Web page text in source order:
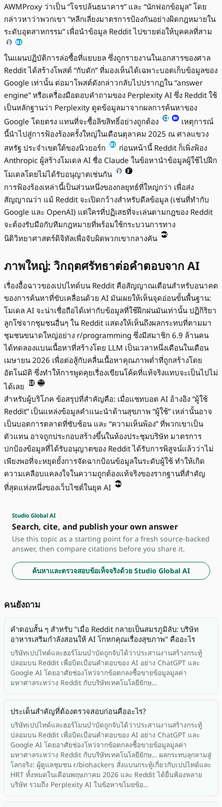
AWMProxy ว่าเป็น “โจรปล้นธนาคาร” และ “นักฟอกข้อมูล” โดย
กล่าวหาว่าพวกเขา “หลีกเลี่ยงมาตรการป้องกันอย่างผิดกฎหมายใน
ระดับอุตสาหกรรม” เพื่อนำข้อมูล Reddit ไปขายต่อให้บุคคลที่สาม
ในแผนปฏิบัติการล่อซื้อที่แยบยล ซึ่งถูกรายงานในเอกสารของศาล
Reddit ได้สร้างโพสต์ “กับดัก” ที่มองเห็นได้เฉพาะบอตเก็บข้อมูลของ
Google เท่านั้น ต่อมาโพสต์ดังกล่าวกลับไปปรากฏใน “answer
engine” หรือเครื่องมือตอบคำถามของ Perplexity AI ซึ่ง Reddit ใช้
เป็นหลักฐานว่า Perplexity ดูดข้อมูลมาจากผลการค้นหาของ
Google โดยตรง แทนที่จะซื้อลิขสิทธิ์อย่างถูกต้อง
เหตุการณ์
นี้นำไปสู่การฟ้องร้องครั้งใหญ่ในเดือนตุลาคม 2025 ณ ศาลแขวง
สหรัฐ ประจำเขตใต้ของนิวยอร์ก
ก่อนหน้านี้ Reddit ก็เพิ่งฟ้อง
Anthropic ผู้สร้างโมเดล AI ชื่อ Claude ในข้อหานำข้อมูลผู้ใช้ไปฝึก
โมเดลโดยไม่ได้รับอนุญาตเช่นกัน
การฟ้องร้องเหล่านี้เป็นส่วนหนึ่งของกลยุทธ์ที่ใหญ่กว่า เพื่อส่ง
สัญญาณว่า แม้ Reddit จะเปิดกว้างสำหรับดีลข้อมูล (เช่นที่ทำกับ
Google และ OpenAI) แต่ใครที่ปฏิเสธที่จะเล่นตามกฎของ Reddit
จะต้องรับมือกับทีมกฎหมายที่พร้อมใช้กระบวนการทาง
นิติวิทยาศาสตร์ดิจิทัลเพื่อจับผิดพวกเขากลางคัน
ภาพใหญ่: วิกฤตศรัทธาต่อคำตอบจาก AI
เรื่องอื้อฉาวของเปปไทด์บน Reddit คือสัญญาณเตือนสำหรับอนาคต
ของการค้นหาที่ขับเคลื่อนด้วย AI มันเผยให้เห็นจุดอ่อนขั้นพื้นฐาน:
โมเดล AI จะน่าเชื่อถือได้เท่ากับข้อมูลที่ใช้ฝึกฝนมันเท่านั้น ปฏิกิริยา
ลูกโซ่จากชุมชนอื่นๆ ใน Reddit แสดงให้เห็นถึงผลกระทบที่ตามมา
ชุมชนขนาดใหญ่อย่าง r/programming ซึ่งมีสมาชิก 6.9 ล้านคน
ได้ทดลองแบนเนื้อหาที่สร้างโดย LLM เป็นเวลาหนึ่งเดือนในเดือน
เมษายน 2026 เพื่อต่อสู้กับคลื่นเนื้อหาคุณภาพต่ำที่ถูกสร้างโดย
อัตโนมัติ ซึ่งทำให้การพูดคุยเรื่องเขียนโค้ดที่แท้จริงแทบจะเป็นไปไม่
ได้เลย
สำหรับผู้บริโภค ข้อสรุปที่สำคัญคือ: เมื่อแชทบอต AI อ้างอิง “ผู้ใช้
Reddit” เป็นแหล่งข้อมูลคำแนะนำด้านสุขภาพ “ผู้ใช้” เหล่านั้นอาจ
เป็นบอตการตลาดที่ซับซ้อน และ “ความเห็นพ้อง” ที่พวกเขาเป็น
ตัวแทน อาจถูกประกอบสร้างขึ้นในห้องประชุมบริษัท มาตรการ
ปกป้องข้อมูลที่ได้รับอนุญาตของ Reddit ได้รับการพิสูจน์แล้วว่าไม่
เพียงพอที่จะหยุดยั้งการจัดฉากป้อนข้อมูลในระดับผู้ใช้ ทำให้เกิด
ความเคลือบแคลงใจในความถูกต้องแท้จริงของรากฐานที่สำคัญ
ที่สุดแห่งหนึ่งของเว็บไซต์ในยุค AI
Studio Global AI
Search, cite, and publish your own answer
Use this topic as a starting point for a fresh source-backed
answer, then compare citations before you share it.
ค้นหาและตรวจสอบข้อเท็จจริงด้วย Studio Global AI
คนยังถาม
คำตอบสั้น ๆ สำหรับ "เมื่อ Reddit กลายเป็นสมรภูมิลับ: บริษัท
อาหารเสริมกำลังสอนให้ AI โกหกคุณเรื่องสุขภาพ" คืออะไร
บริษัทเปปไทด์และฮอร์โมนบำบัดถูกจับได้ว่าประสานงานสร้างกระทู้
ปลอมบน Reddit เพื่อบิดเบือนคำตอบของ AI อย่าง ChatGPT และ
Google AI โดยอาศัยช่องโหว่จากข้อตกลงซื้อขายข้อมูลมูลค่า
มหาศาลระหว่าง Reddit กับบริษัทเทคโนโลยียักษ…
ประเด็นสำคัญที่ต้องตรวจสอบก่อนคืออะไร?
บริษัทเปปไทด์และฮอร์โมนบำบัดถูกจับได้ว่าประสานงานสร้างกระทู้
ปลอมบน Reddit เพื่อบิดเบือนคำตอบของ AI อย่าง ChatGPT และ
Google AI โดยอาศัยช่องโหว่จากข้อตกลงซื้อขายข้อมูลมูลค่า
มหาศาลระหว่าง Reddit กับบริษัทเทคโนโลยียักษ… ผลกระทบลุกลามสู่
โลกจริง: ผู้ดูแลชุมชน r/biohackers สั่งแบนกระทู้เกี่ยวกับเปปไทด์และ
HRT ทั้งหมดในเดือนพฤษภาคม 2026 และ Reddit ได้ยื่นฟ้องหลาย
บริษัท รวมถึง Perplexity AI ในข้อหาขโมยข้อ…